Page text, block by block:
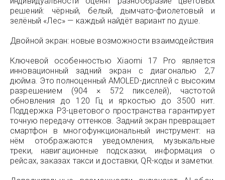
решений: чёрный, белый, дымчато-фиолетовый и
зелёный «Лес» — каждый найдёт вариант по душе.
Двойной экран: новые возможности взаимодействия
Ключевой особенностью Xiaomi 17 Pro является
инновационный задний экран с диагональю 2,7
дюйма. Это полноценный AMOLED-дисплей с высоким
разрешением (904 × 572 пикселей), частотой
обновления до 120 Гц и яркостью до 3500 нит.
Поддержка P3-цветового пространства гарантирует
точную передачу оттенков. Задний экран превращает
смартфон в многофункциональный инструмент: на
нём отображаются уведомления, музыкальные
треки, навигационные подсказки, информация о
рейсах, заказах такси и доставки, QR-коды и заметки.